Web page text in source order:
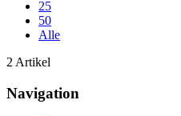
25
50
Alle
2 Artikel
Navigation